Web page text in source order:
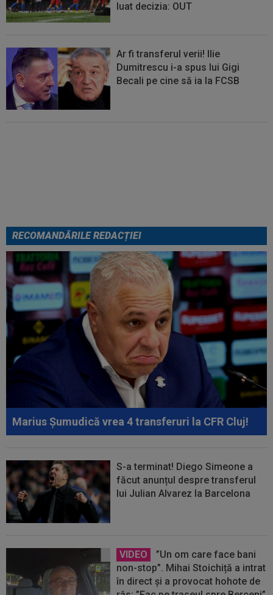
luat decizia: OUT
Ar fi transferul verii! Ilie
Dumitrescu i-a spus lui Gigi
Becali pe cine să ia la FCSB
RECOMANDĂRILE REDACȚIEI
Marius Șumudică vrea 4 transferuri la CFR Cluj!
S-a terminat! Diego Simeone a
făcut anunțul despre transferul
lui Julian Alvarez la Barcelona
VIDEO
”Un om care face bani
non-stop”. Mihai Stoichiță a intrat
în direct și a provocat hohote de